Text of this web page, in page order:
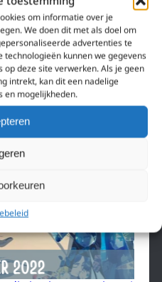
om informatie over je
We doen dit met als doel om
advertenties te
kunnen we gegevens
deze site verwerken. Als je geen
intrekt, kan dit een nadelige
en mogelijkheden.
streamingdienst voor